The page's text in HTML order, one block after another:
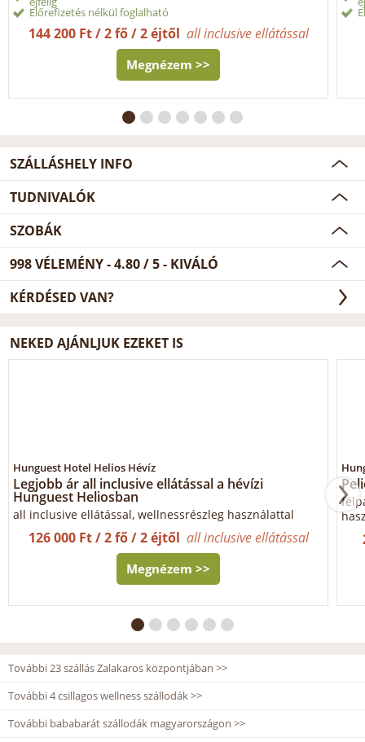
Előrefizetés nélkül foglalható
144 200 Ft / 2 fő / 2 éjtől all inclusive ellátással
Megnézem >>
SZÁLLÁSHELY INFO
TUDNIVALÓK
SZOBÁK
998VÉLEMÉNY -4.80/5- KIVÁLÓ
KÉRDÉSED VAN?
NEKED AJÁNLJUK EZEKET IS
Hunguest Hotel Helios Hévíz
Legjobb ár all inclusive ellátással a hévízi
Hunguest Heliosban
all inclusive ellátással, wellnessrészleg használattal
126 000 Ft / 2 fő / 2 éjtől all inclusive ellátással
Megnézem >>
További 23 szállás Zalakaros központjában >>
További 4 csillagos wellness szállodák >>
További bababarát szállodák magyarországon >>